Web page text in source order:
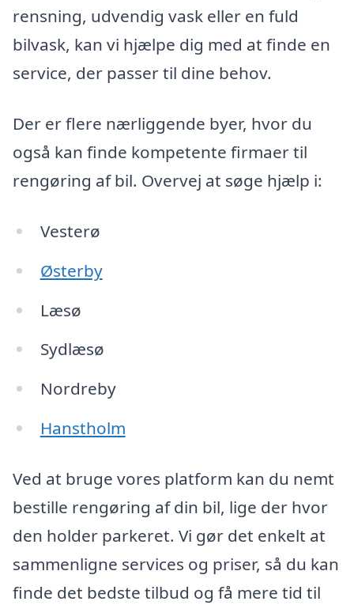
rensning, udvendig vask eller en fuld
bilvask, kan vi hjælpe dig med at finde en
service, der passer til dine behov.
Der er flere nærliggende byer, hvor du
også kan finde kompetente firmaer til
rengøring af bil. Overvej at søge hjælp i:
Vesterø
Østerby
Læsø
Sydlæsø
Nordreby
Hanstholm
Ved at bruge vores platform kan du nemt
bestille rengøring af din bil, lige der hvor
den holder parkeret. Vi gør det enkelt at
sammenligne services og priser, så du kan
finde det bedste tilbud og få mere tid til